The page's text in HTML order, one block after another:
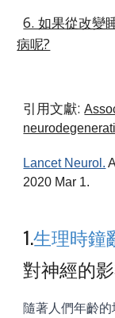
6. 如果從改變
病呢?
引用文獻:
Lancet Neurol.
2020 Mar 1.
1.生理時鐘
對神經的
隨著人們年齡